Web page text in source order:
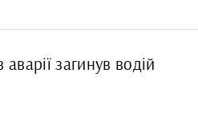
загинув водій